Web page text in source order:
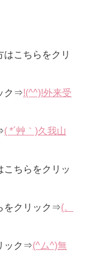
こちらをクリ
ク⇒!(^^)!外来受
( *´艸｀)久我山
こちらをクリッ
をクリック⇒(。
ック⇒(^ム^)無